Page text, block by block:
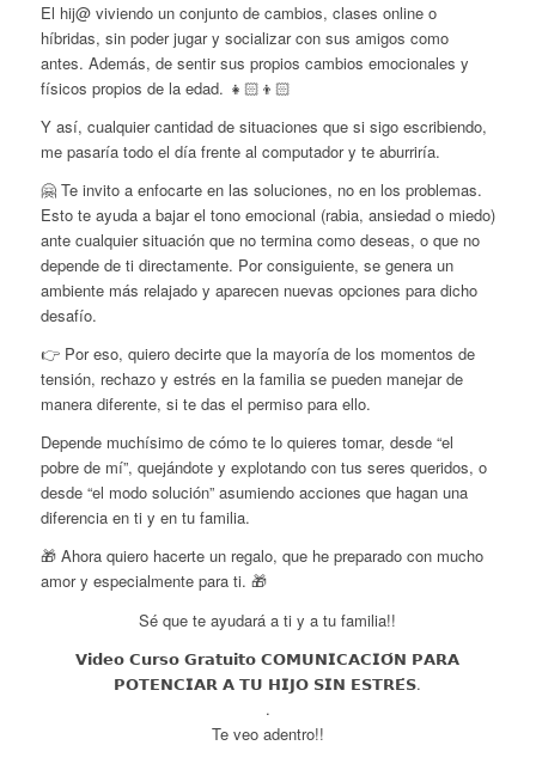
El hij@ viviendo un conjunto de cambios, clases online o
híbridas, sin poder jugar y socializar con sus amigos como
antes. Además, de sentir sus propios cambios emocionales y
físicos propios de la edad. 👧🏻👦🏻
Y así, cualquier cantidad de situaciones que si sigo escribiendo,
me pasaría todo el día frente al computador y te aburriría.
🤗 Te invito a enfocarte en las soluciones, no en los problemas.
Esto te ayuda a bajar el tono emocional (rabia, ansiedad o miedo)
ante cualquier situación que no termina como deseas, o que no
depende de ti directamente. Por consiguiente, se genera un
ambiente más relajado y aparecen nuevas opciones para dicho
desafío.
👉 Por eso, quiero decirte que la mayoría de los momentos de
tensión, rechazo y estrés en la familia se pueden manejar de
manera diferente, si te das el permiso para ello.
Depende muchísimo de cómo te lo quieres tomar, desde “el
pobre de mí”, quejándote y explotando con tus seres queridos, o
desde “el modo solución” asumiendo acciones que hagan una
diferencia en ti y en tu familia.
🎁 Ahora quiero hacerte un regalo, que he preparado con mucho
amor y especialmente para ti. 🎁
Sé que te ayudará a ti y a tu familia!!
𝗩𝗶𝗱𝗲𝗼 𝗖𝘂𝗿𝘀𝗼 𝗚𝗿𝗮𝘁𝘂𝗶𝘁𝗼 𝗖𝗢𝗠𝗨𝗡𝗜𝗖𝗔𝗖𝗜𝗢́𝗡 𝗣𝗔𝗥𝗔
𝗣𝗢𝗧𝗘𝗡𝗖𝗜𝗔𝗥 𝗔 𝗧𝗨 𝗛𝗜𝗝𝗢 𝗦𝗜𝗡 𝗘𝗦𝗧𝗥𝗘́𝗦.
.
Te veo adentro!!